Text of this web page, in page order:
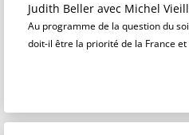
Judith Beller avec Michel
Au programme de la question du
doit-il être la priorité de la France et